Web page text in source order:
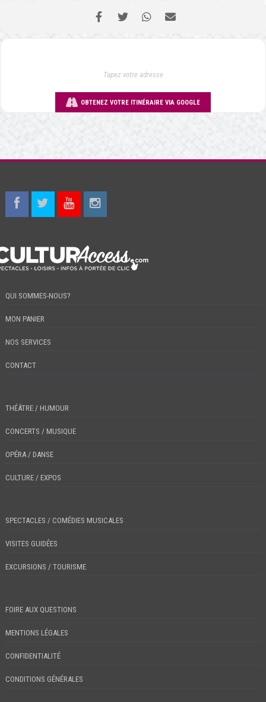
OBTENEZ VOTRE ITINÉRAIRE VIA GOOGLE
QUI SOMMES-NOUS?
MON PANIER
NOS SERVICES
CONTACT
THÉÂTRE / HUMOUR
CONCERTS / MUSIQUE
OPÉRA / DANSE
CULTURE / EXPOS
SPECTACLES / COMÉDIES MUSICALES
VISITES GUIDÉES
EXCURSIONS / TOURISME
FOIRE AUX QUESTIONS
MENTIONS LÉGALES
CONFIDENTIALITÉ
CONDITIONS GÉNÉRALES